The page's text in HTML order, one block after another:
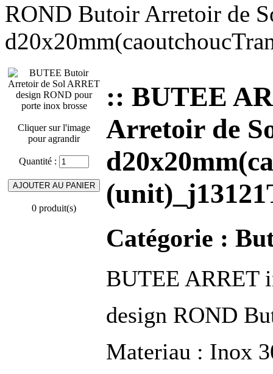
ROND Butoir Arretoir de
Cliquer sur l'image
pour agrandir
Quantité :
0 produit(s)
:: BUTEE
Arretoir de
Catégorie :
BUTEE ARRET
design ROND
Materiau : Inox